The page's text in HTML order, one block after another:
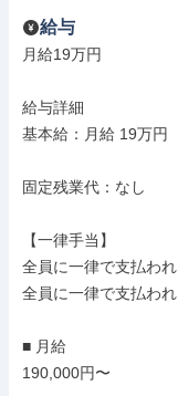
給与
月給19万円
給与詳細
基本給：月給 19万円
固定残業代：なし
【一律手当】
全員に一律で支払わ
全員に一律で支払わ
■ 月給
190,000円〜